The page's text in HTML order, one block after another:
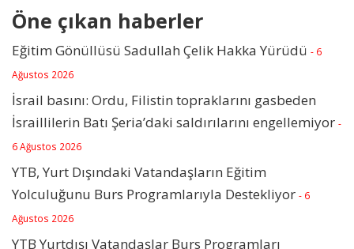
Öne çıkan haberler
Eğitim Gönüllüsü Sadullah Çelik Hakka Yürüdü - 6
Ağustos 2026
İsrail basını: Ordu, Filistin topraklarını gasbeden
İsraillilerin Batı Şeria’daki saldırılarını engellemiyor -
6 Ağustos 2026
YTB, Yurt Dışındaki Vatandaşların Eğitim
Yolculuğunu Burs Programlarıyla Destekliyor - 6
Ağustos 2026
YTB Yurtdışı Vatandaşlar Burs Programları